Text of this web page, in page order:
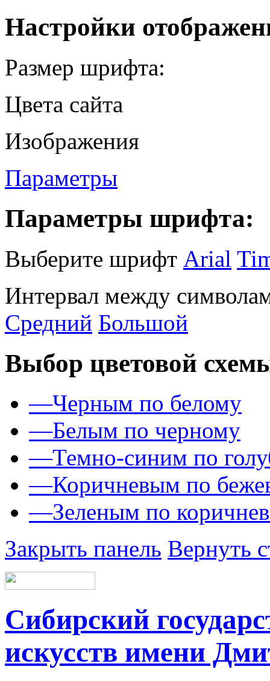
Настройки
Размер шрифта:
Цвета сайта
Изображения
Параметры
Параметры шрифта:
Выберите шрифт Arial
Интервал между
Средний Большой
Выбор цветовой
—Черным по белому
—Белым по черному
—Темно-синим по
—Коричневым по
—Зеленым по
Закрыть панель Вернуть
Сибирский
искусств имени